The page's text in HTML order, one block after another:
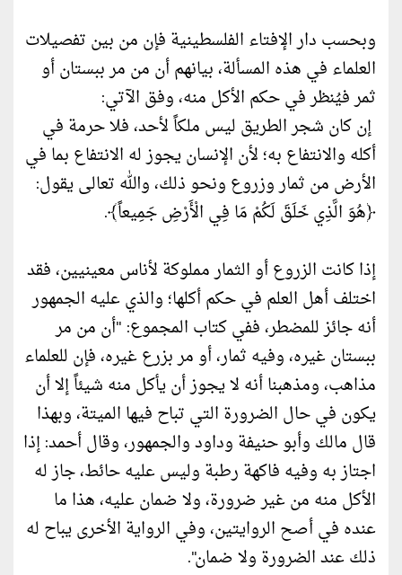
وبحسب دار الإفتاء الفلسطينية فإن من بين تفصيلات
العلماء في هذه المسألة، بيانهم أن من مر ببستان أو
ثمر فيُنظر في حكم الأكل منه، وفق الآتي:
إن كان شجر الطريق ليس ملكاً لأحد، فلا حرمة في
أكله والانتفاع به؛ لأن الإنسان يجوز له الانتفاع بما في
الأرض من ثمار وزروع ونحو ذلك، والله تعالى يقول:
﴿هُوَ الَّذِي خَلَقَ لَكُمْ مَا فِي الْأَرْضِ جَمِيعاً﴾.
إذا كانت الزروع أو الثمار مملوكة لأناس معينيين، فقد
اختلف أهل العلم في حكم أكلها؛ والذي عليه الجمهور
أنه جائز للمضطر، ففي كتاب المجموع: "أن من مر
ببستان غيره، وفيه ثمار، أو مر بزرع غيره، فإن للعلماء
مذاهب، ومذهبنا أنه لا يجوز أن يأكل منه شيئاً إلا أن
يكون في حال الضرورة التي تباح فيها الميتة، وبهذا
قال مالك وأبو حنيفة وداود والجمهور، وقال أحمد: إذا
اجتاز به وفيه فاكهة رطبة وليس عليه حائط، جاز له
الأكل منه من غير ضرورة، ولا ضمان عليه، هذا ما
عنده في أصح الروايتين، وفي الرواية الأخرى يباح له
ذلك عند الضرورة ولا ضمان".